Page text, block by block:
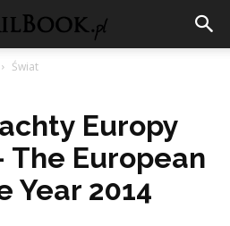
Świat
Europy
The European
Year 2014